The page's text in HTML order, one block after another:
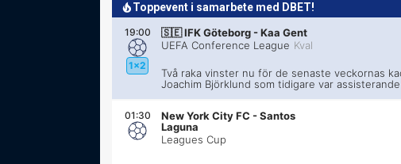
Toppevent i samarbete med DBET!
19:00
1x2
🇸🇪IFK Göteborg -Kaa Gent
UEFA Conference League Kval
Två raka vinster nu för de senaste veckornas
Joachim Björklund som tidigare var
01:30 New York City FC -Santos
Laguna
Leagues Cup